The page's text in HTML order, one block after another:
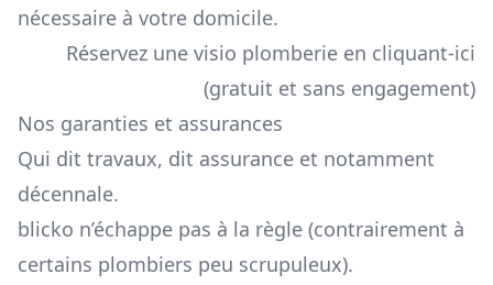
nécessaire à votre domicile.
Réservez une visio plomberie en cliquant-ici
(gratuit et sans engagement)
Nos garanties et assurances
Qui dit travaux, dit assurance et notamment
décennale.
blicko n’échappe pas à la règle (contrairement à
certains plombiers peu scrupuleux).